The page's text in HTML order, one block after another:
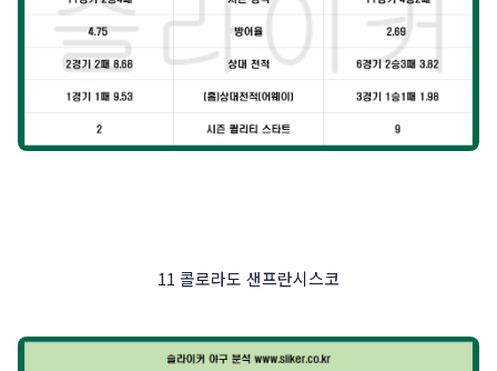
11 콜로라도 샌프란시스코